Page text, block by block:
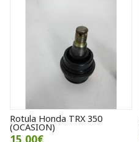
Rotula Honda TRX 350
(OCASION)
15,00€